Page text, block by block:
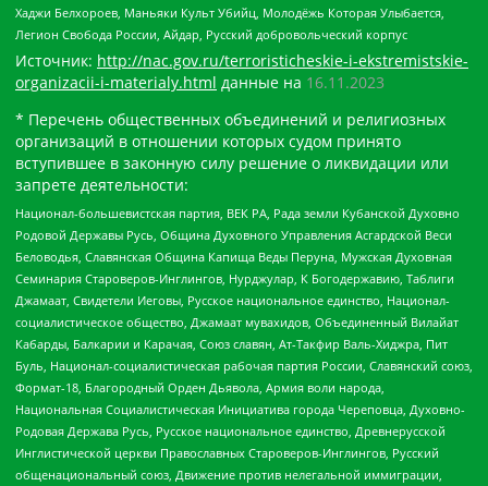
Хаджи Белхороев, Маньяки Культ Убийц, Молодёжь Которая Улыбается,
Легион Свобода России, Айдар, Русский добровольческий корпус
Источник: http://nac.gov.ru/terroristicheskie-i-ekstremistskie-
organizacii-i-materialy.html данные на 16.11.2023
* Перечень общественных объединений и религиозных
организаций в отношении которых судом принято
вступившее в законную силу решение о ликвидации или
запрете деятельности:
Национал-большевистская партия, ВЕК РА, Рада земли Кубанской Духовно
Родовой Державы Русь, Община Духовного Управления Асгардской Веси
Беловодья, Славянская Община Капища Веды Перуна, Мужская Духовная
Семинария Староверов-Инглингов, Нурджулар, К Богодержавию, Таблиги
Джамаат, Свидетели Иеговы, Русское национальное единство, Национал-
социалистическое общество, Джамаат мувахидов, Объединенный Вилайат
Кабарды, Балкарии и Карачая, Союз славян, Ат-Такфир Валь-Хиджра, Пит
Буль, Национал-социалистическая рабочая партия России, Славянский союз,
Формат-18, Благородный Орден Дьявола, Армия воли народа,
Национальная Социалистическая Инициатива города Череповца, Духовно-
Родовая Держава Русь, Русское национальное единство, Древнерусской
Инглистической церкви Православных Староверов-Инглингов, Русский
общенациональный союз, Движение против нелегальной иммиграции,